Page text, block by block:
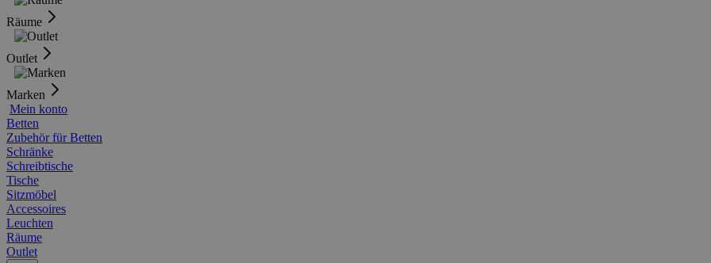
Räume
Outlet
Marken
Mein konto
Betten
Zubehör für Betten
Schränke
Schreibtische
Tische
Sitzmöbel
Accessoires
Leuchten
Räume
Outlet